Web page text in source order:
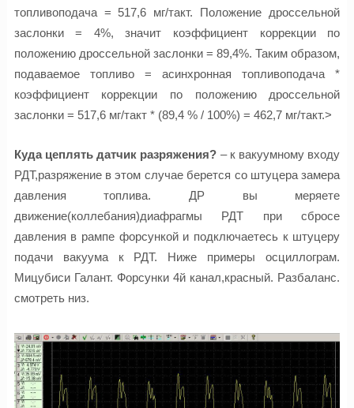
топливоподача = 517,6 мг/такт. Положение дроссельной
заслонки = 4%, значит коэффициент коррекции по
положению дроссельной заслонки = 89,4%. Таким образом,
подаваемое топливо = асинхронная топливоподача *
коэффициент коррекции по положению дроссельной
заслонки = 517,6 мг/такт * (89,4 % / 100%) = 462,7 мг/такт.>
Куда цеплять датчик разряжения? – к вакуумному входу
РДТ,разряжение в этом случае берется со штуцера замера
давления топлива. ДР вы меряете
движение(коллебания)диафрагмы РДТ при сбросе
давления в рампе форсункой и подключаетесь к штуцеру
подачи вакуума к РДТ. Ниже примеры осциллограм.
Мицубиси Галант. Форсунки 4й канал,красный. Разбаланс.
смотреть низ.